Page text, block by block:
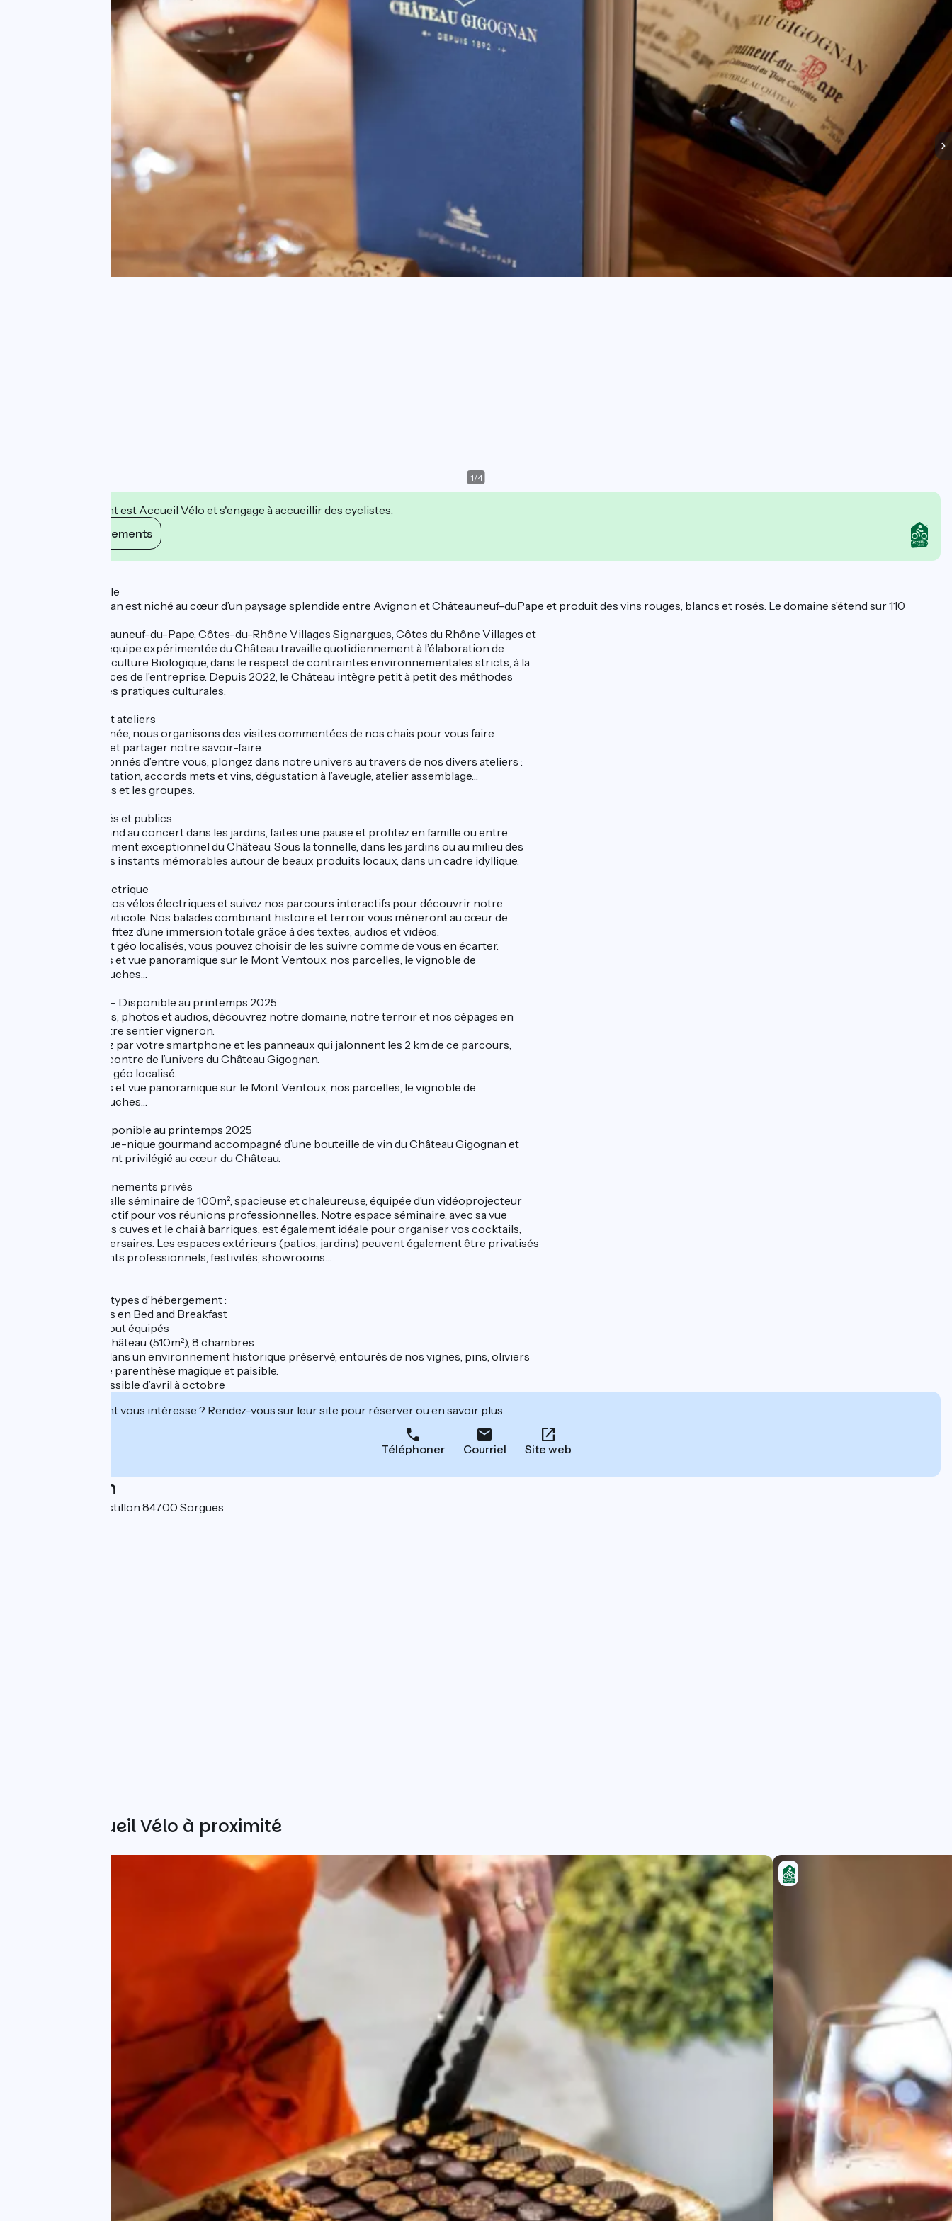
1/4
Cet établissement est Accueil Vélo et s'engage à accueillir des cyclistes.
Voir ses engagements
- Le domaine viticole
Le Château Gigognan est niché au cœur d’un paysage splendide entre Avignon et Châteauneuf-duPape et produit des vins rouges, blancs et rosés. Le domaine s’étend sur 110
appellations Châteauneuf-du-Pape, Côtes-du-Rhône Villages Signargues, Côtes du Rhône Villages et
Côtes du Rhône. L’équipe expérimentée du Château travaille quotidiennement à l’élaboration de
grands vins en Agriculture Biologique, dans le respect de contraintes environnementales stricts, à la
hauteur des exigences de l’entreprise. Depuis 2022, le Château intègre petit à petit des méthodes
biodynamiques à ses pratiques culturales.
- Visites de caves et ateliers
Tout au long de l’année, nous organisons des visites commentées de nos chais pour vous faire
découvrir nos vins et partager notre savoir-faire.
Pour les plus passionnés d’entre vous, plongez dans notre univers au travers de nos divers ateliers :
initiation à la dégustation, accords mets et vins, dégustation à l’aveugle, atelier assemblage…
Pour les particuliers et les groupes.
- Evènements privés et publics
Du marché gourmand au concert dans les jardins, faites une pause et profitez en famille ou entre
amis de l’environnement exceptionnel du Château. Sous la tonnelle, dans les jardins ou au milieu des
vignes, partagez des instants mémorables autour de beaux produits locaux, dans un cadre idyllique.
- Balade en vélo électrique
Enfourchez un de nos vélos électriques et suivez nos parcours interactifs pour découvrir notre
magnifique région viticole. Nos balades combinant histoire et terroir vous mèneront au cœur de
notre vignoble. Profitez d’une immersion totale grâce à des textes, audios et vidéos.
Nos itinéraires sont géo localisés, vous pouvez choisir de les suivre comme de vous en écarter.
10 arrêts interactifs et vue panoramique sur le Mont Ventoux, nos parcelles, le vignoble de
Châteauneuf, nos ruches…
- Sentier vigneron – Disponible au printemps 2025
Au travers de vidéos, photos et audios, découvrez notre domaine, notre terroir et nos cépages en
déambulant sur notre sentier vigneron.
Laissez-vous guidez par votre smartphone et les panneaux qui jalonnent les 2 km de ce parcours,
pour partir à la rencontre de l’univers du Château Gigognan.
Notre itinéraire est géo localisé.
10 arrêts interactifs et vue panoramique sur le Mont Ventoux, nos parcelles, le vignoble de
Châteauneuf, nos ruches…
- Pique-nique - Disponible au printemps 2025
Réservez votre pique-nique gourmand accompagné d’une bouteille de vin du Château Gigognan et
profitez d’un moment privilégié au cœur du Château.
- Séminaires et événements privés
Découvrez notre salle séminaire de 100m², spacieuse et chaleureuse, équipée d’un vidéoprojecteur
et d’un écran interactif pour vos réunions professionnelles. Notre espace séminaire, avec sa vue
panoramique sur les cuves et le chai à barriques, est également idéale pour organiser vos cocktails,
déjeuners ou anniversaires. Les espaces extérieurs (patios, jardins) peuvent également être privatisés
pour des événements professionnels, festivités, showrooms…
Nous proposons 3 types d’hébergement :
- Chambres d’hôtes en Bed and Breakfast
- Gîtes vignerons tout équipés
- Privatisation du Château (510m²), 8 chambres
Vous séjournerez dans un environnement historique préservé, entourés de nos vignes, pins, oliviers
et ruches, pour une parenthèse magique et paisible.
La piscine est accessible d’avril à octobre
Cet établissement vous intéresse ? Rendez-vous sur leur site pour réserver ou en savoir plus.
Téléphoner Courriel Site web
Localisation
1180 chemin du Castillon 84700 Sorgues
Autres Accueil Vélo à proximité